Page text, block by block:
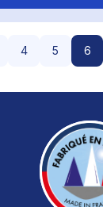
Page
4 Page
5 6